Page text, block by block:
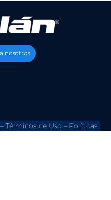
nosotros
Términos de Uso – Políticas